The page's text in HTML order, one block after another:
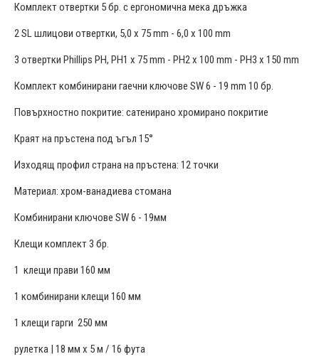
Комплект отвертки 5 бр. с ергономична мека дръжка
2 SL шлицови отвертки, 5,0 x 75 mm - 6,0 x 100 mm
3 отвертки Phillips PH, PH1 x 75 mm - PH2 x 100 mm - PH3 x 150 mm
Комплект комбинирани гаечни ключове SW 6 - 19 mm 10 бр.
Повърхностно покритие: сатенирано хромирано покритие
Краят на пръстена под ъгъл 15°
Изходящ профил страна на пръстена: 12 точки
Материал: хром-ванадиева стомана
Комбинирани ключове SW 6 - 19мм
Клещи комплект 3 бр.
1 клещи прави 160 мм
1 комбинирани клещи 160 мм
1 клещи гарги 250 мм
рулетка | 18 мм x 5 м / 16 фута